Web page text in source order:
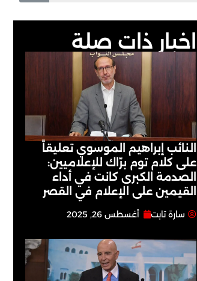
اخبار ذات صلة
النائب إبراهيم الموسوي تعليقاً
على كلام توم برّاك للإعلاميين:
الصدمة الكبرى كانت في أداء
القيمين على ‏الإعلام في القصر
سارة تابت أغسطس 26, 2025